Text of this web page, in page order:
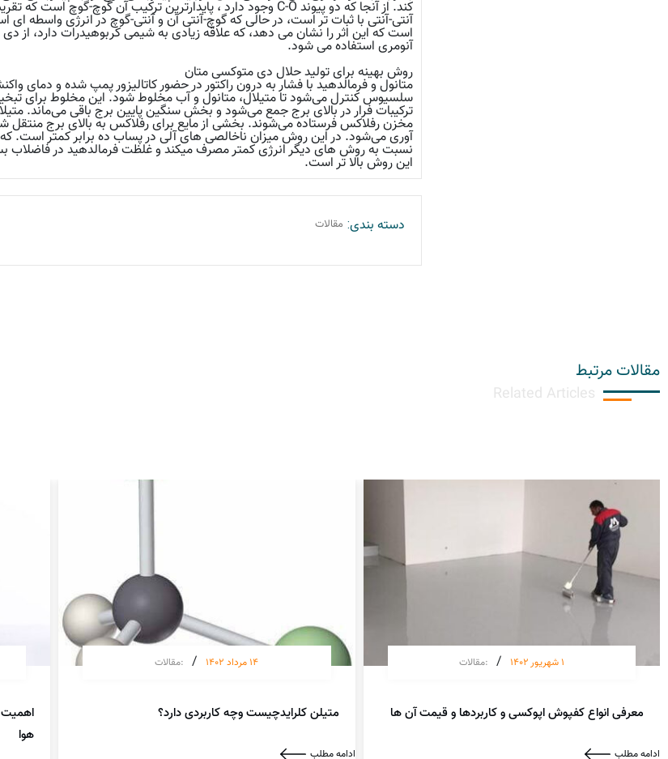
آنتی-آنتی با ثبات تر است، در حالی که گوچ-آنتی آن و آنتی-گوچ در انرژی واسطه
است که این اثر را نشان می دهد، که علاقه زیادی به شیمی کربوهیدرات دارد، از
آنومری استفاده می شود.
روش بهینه برای تولید حلال دی متوکسی متان
سلسیوس کنترل می‌شود تا متیلال، متانول و آب مخلوط شود. این مخلوط برای
ترکیبات فرار در بالای برج جمع می‌شود و بخش سنگین پایین برج باقی می‌ماند.
مخزن رفلاکس فرستاده می‌شوند. بخشی از مایع برای رفلاکس به بالای برج
‌آوری می‌شود. در این روش میزان ناخالصی ‌های آلی در پساب ده برابر کمتر است.
نسبت به روش های دیگر انرژی کمتر مصرف میکند و غلظت فرمالدهید در
این روش بالا تر است.
دسته بندی: مقالات
مقالات مرتبط
Related Articles
1 شهریور 1402 /
:مقالات
معرفی انواع کفپوش اپوکسی و کاربردها و قیمت آن ها
ادامه مطلب
14 مرداد 1402 /
:مقالات
متیلن کلرایدچیست وچه کاربردی دارد؟
ادامه مطلب
هوا